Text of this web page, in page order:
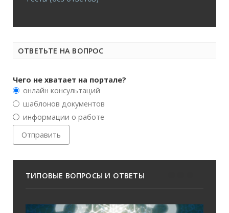
ОТВЕТЬТЕ НА ВОПРОС
Чего не хватает на портале?
онлайн консультаций
шаблонов документов
информации о работе
ТИПОВЫЕ ВОПРОСЫ И ОТВЕТЫ